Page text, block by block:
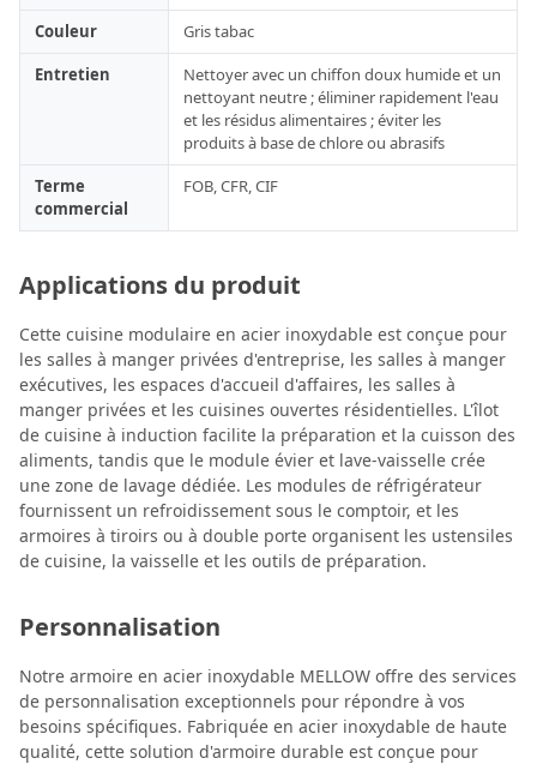
Couleur
Gris tabac
Entretien
Nettoyer avec un chiffon doux humide et un
nettoyant neutre ; éliminer rapidement l'eau
et les résidus alimentaires ; éviter les
produits à base de chlore ou abrasifs
Terme
commercial
FOB, CFR, CIF
Applications du produit
Cette cuisine modulaire en acier inoxydable est conçue pour
les salles à manger privées d'entreprise, les salles à manger
exécutives, les espaces d'accueil d'affaires, les salles à
manger privées et les cuisines ouvertes résidentielles. L'îlot
de cuisine à induction facilite la préparation et la cuisson des
aliments, tandis que le module évier et lave-vaisselle crée
une zone de lavage dédiée. Les modules de réfrigérateur
fournissent un refroidissement sous le comptoir, et les
armoires à tiroirs ou à double porte organisent les ustensiles
de cuisine, la vaisselle et les outils de préparation.
Personnalisation
Notre armoire en acier inoxydable MELLOW offre des services
de personnalisation exceptionnels pour répondre à vos
besoins spécifiques. Fabriquée en acier inoxydable de haute
qualité, cette solution d'armoire durable est conçue pour